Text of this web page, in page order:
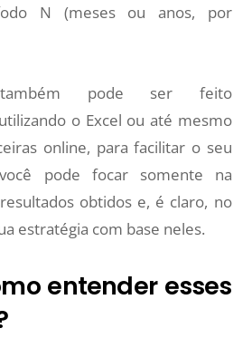
N (meses ou anos, por
pode ser feito
o Excel ou até mesmo
online, para facilitar o seu
pode focar somente na
obtidos e, é claro, no
estratégia com base neles.
entender esses